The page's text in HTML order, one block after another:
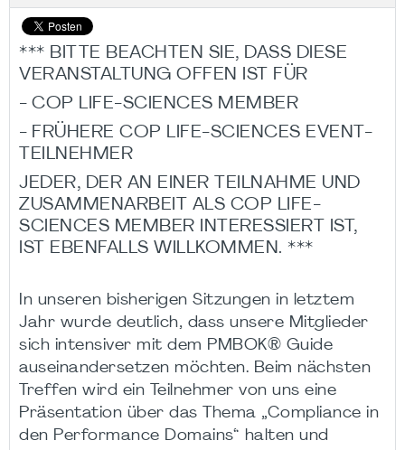
*** BITTE BEACHTEN SIE, DASS DIESE
VERANSTALTUNG OFFEN IST FÜR
- COP LIFE-SCIENCES MEMBER
- FRÜHERE COP LIFE-SCIENCES EVENT-
TEILNEHMER
JEDER, DER AN EINER TEILNAHME UND
ZUSAMMENARBEIT ALS COP LIFE-
SCIENCES MEMBER INTERESSIERT IST,
IST EBENFALLS WILLKOMMEN. ***
In unseren bisherigen Sitzungen in letztem
Jahr wurde deutlich, dass unsere Mitglieder
sich intensiver mit dem PMBOK® Guide
auseinandersetzen möchten. Beim nächsten
Treffen wird ein Teilnehmer von uns eine
Präsentation über das Thema „Compliance in
den Performance Domains“ halten und